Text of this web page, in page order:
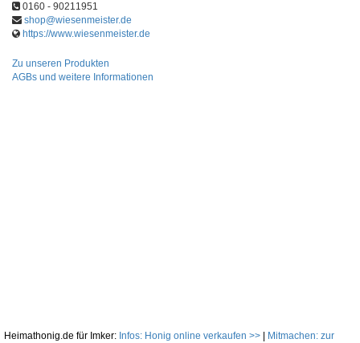
0160 - 90211951
shop@wiesenmeister.de
https://www.wiesenmeister.de
Zu unseren Produkten
AGBs und weitere Informationen
Heimathonig.de für Imker: Infos: Honig online verkaufen >>
Mitmachen: zur